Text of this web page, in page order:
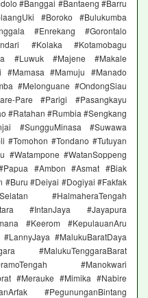
#Banggai #Bantaeng #Barru
#Boroko #Bulukumba
#Enrekang #Gorontalo
#Kolaka #Kotamobagu
#Luwuk #Majene #Makale
#Mamasa #Mamuju #Manado
#Melonguane #OndongSiau
Pare #Parigi #Pasangkayu
#Ratahan #Rumbia #Sengkang
#SungguMinasa #Suwawa
#Tomohon #Tondano #Tutuyan
#Watampone #WatanSoppeng
#Ambon #Asmat #Biak
#Buru #Deiyai #Dogiyai #Fakfak
#HalmaheraTengah
#IntanJaya #Jayapura
#Keerom #KepulauanAru
#MalukuBaratDaya
#MalukuTenggaraBarat
#Manokwari
#Merauke #Mimika #Nabire
#PegununganBintang